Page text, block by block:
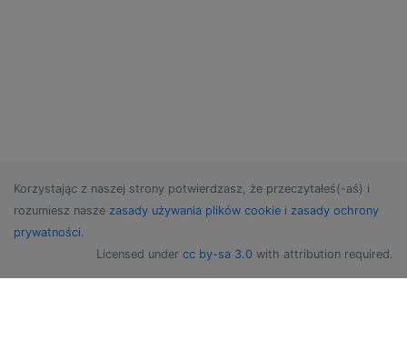
Korzystając z naszej strony potwierdzasz, że przeczytałeś(-aś) i
rozumiesz nasze zasady używania plików cookie i zasady ochrony
prywatności.
Licensed under cc by-sa 3.0 with attribution required.